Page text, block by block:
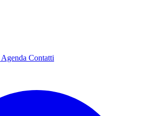
Agenda Contatti